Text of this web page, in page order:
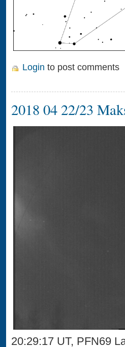
Login to post comments
2018 04 22/23
20:29:17 UT, PFN69